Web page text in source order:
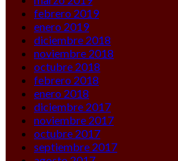
febrero 2019
enero 2019
diciembre 2018
noviembre 2018
octubre 2018
febrero 2018
enero 2018
diciembre 2017
noviembre 2017
octubre 2017
septiembre 2017